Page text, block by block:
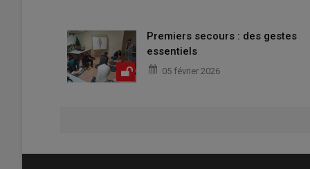
Premiers secours : des gestes
essentiels
05 février 2026